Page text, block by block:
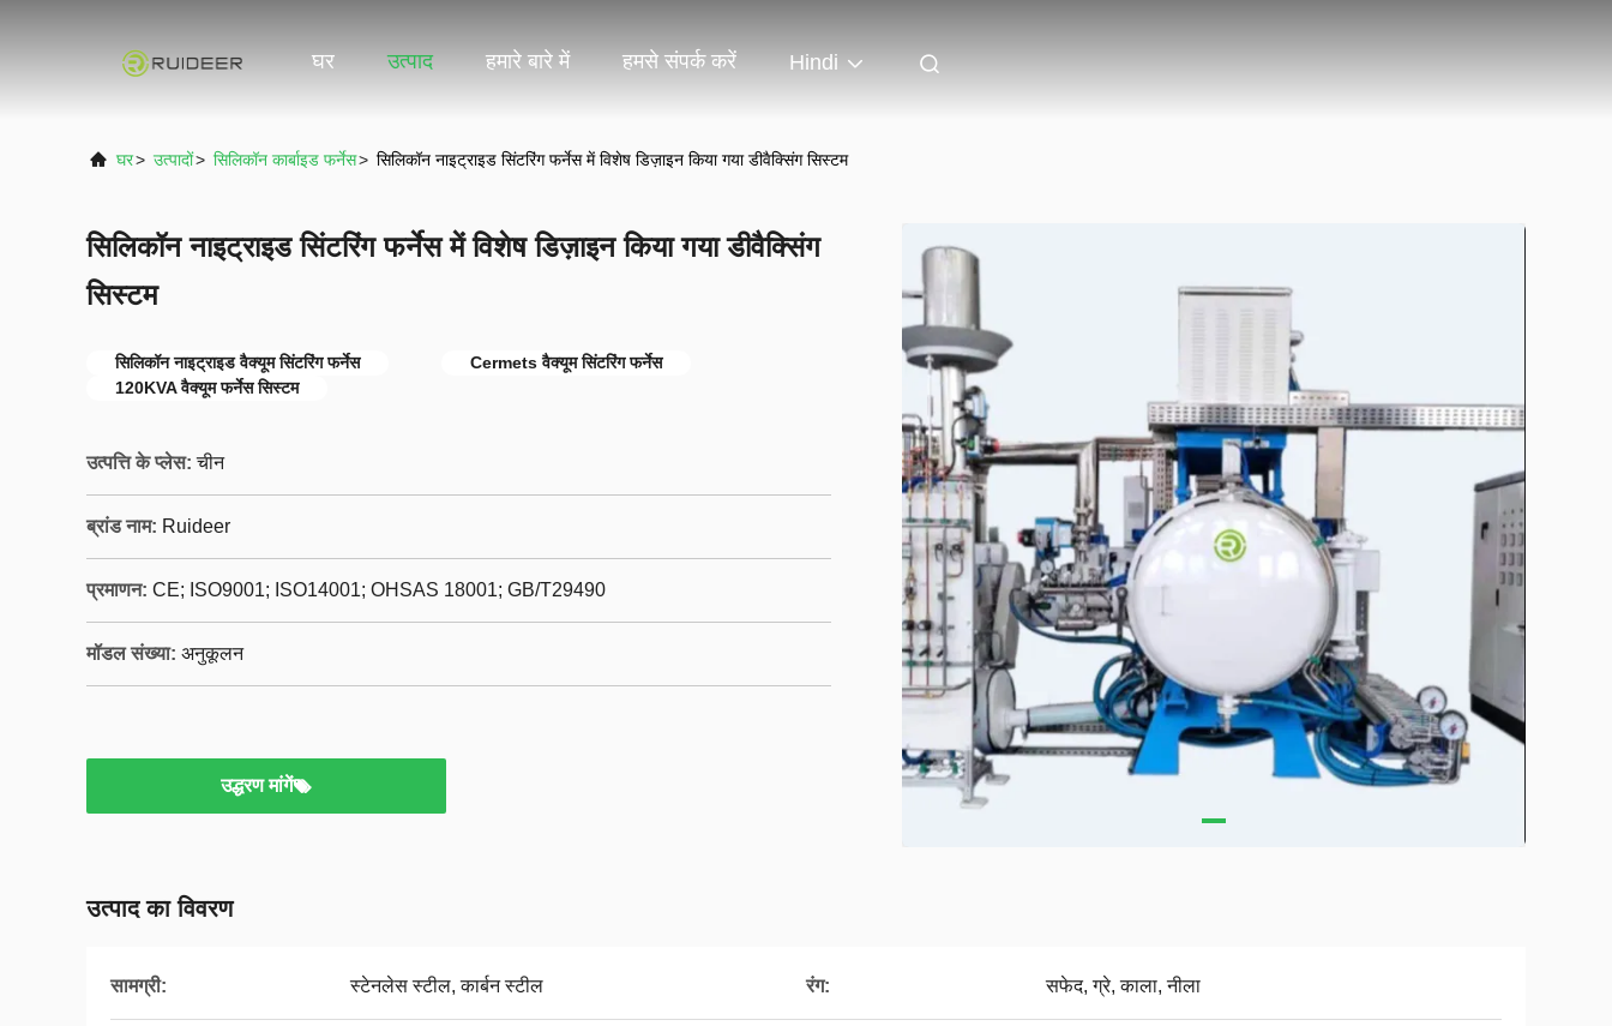
घर उत्पाद हमारे बारे में हमसे संपर्क करें Hindi
घर> उत्पादों> सिलिकॉन कार्बाइड फर्नेस> सिलिकॉन नाइट्राइड सिंटरिंग फर्नेस में विशेष डिज़ाइन किया गया डीवैक्सिंग सिस्टम
सिलिकॉन नाइट्राइड सिंटरिंग फर्नेस में विशेष डिज़ाइन किया गया डीवैक्सिंग
सिस्टम
सिलिकॉन नाइट्राइड वैक्यूम सिंटरिंग फर्नेस
Cermets वैक्यूम सिंटरिंग फर्नेस
120KVA वैक्यूम फर्नेस सिस्टम
उत्पत्ति के प्लेस: चीन
ब्रांड नाम: Ruideer
प्रमाणन: CE; ISO9001; ISO14001; OHSAS 18001; GB/T29490
मॉडल संख्या: अनुकूलन
उद्धरण मांगें
उत्पाद का विवरण
सामग्री: स्टेनलेस स्टील, कार्बन स्टील रंग: सफेद, ग्रे, काला, नीला